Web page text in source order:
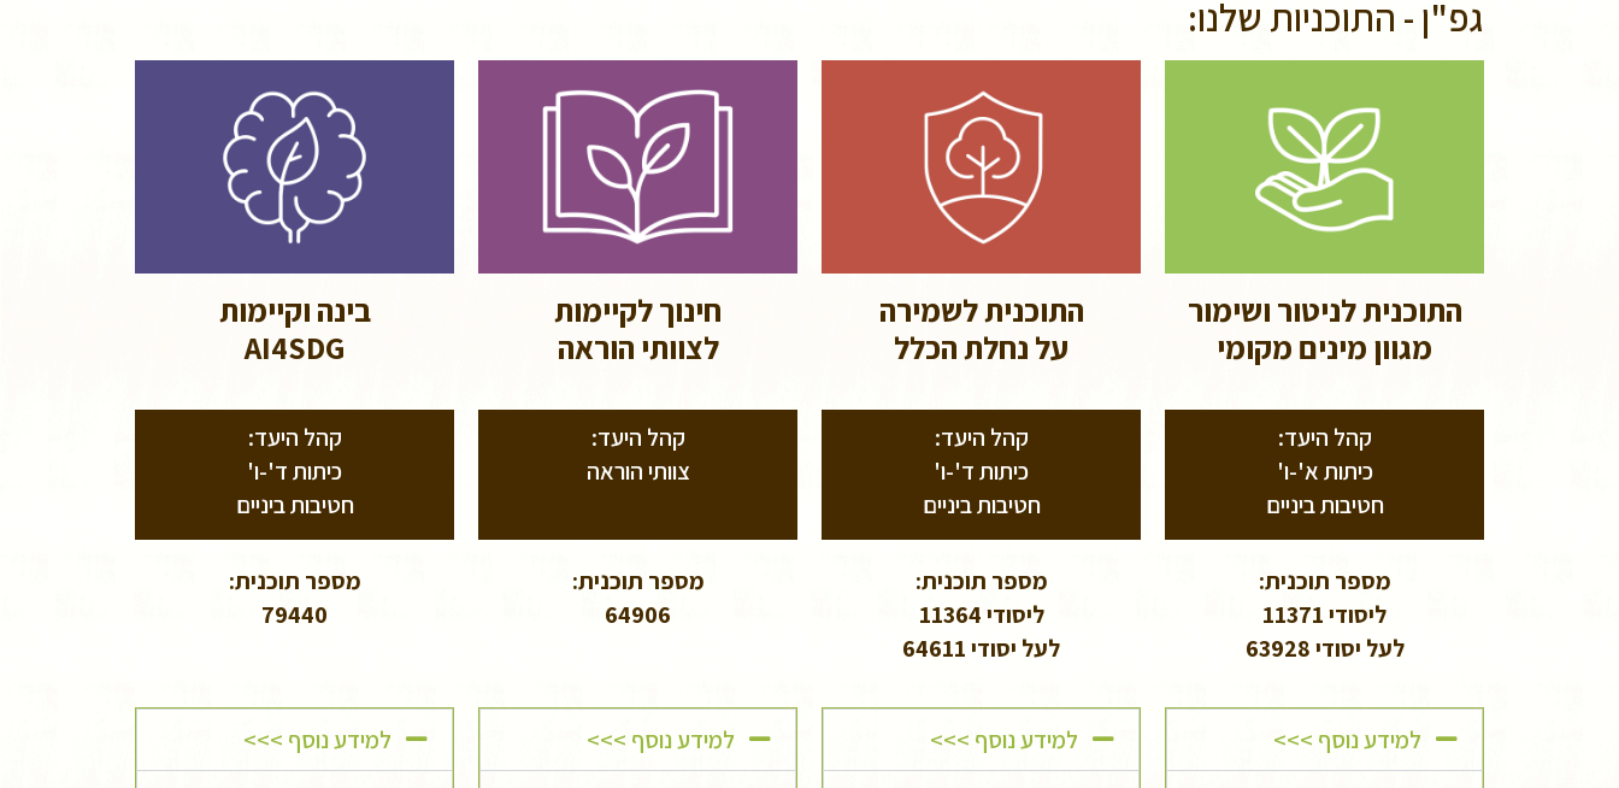
גפ"ן - התוכניות שלנו:
התוכנית לניטור ושימור
מגוון מינים מקומי
קהל היעד:
כיתות א'-ו'
חטיבות ביניים
מספר תוכנית:
ליסודי 11371
לעל יסודי 63928
למידע נוסף >>>
התוכנית לשמירה
על נחלת הכלל
קהל היעד:
כיתות ד'-ו'
חטיבות ביניים
מספר תוכנית:
ליסודי 11364
לעל יסודי 64611
למידע נוסף >>>
חינוך לקיימות
לצוותי הוראה
קהל היעד:
צוותי הוראה
מספר תוכנית:
64906
למידע נוסף >>>
בינה וקיימות
AI4SDG
קהל היעד:
כיתות ד'-ו'
חטיבות ביניים
מספר תוכנית:
79440
למידע נוסף >>>